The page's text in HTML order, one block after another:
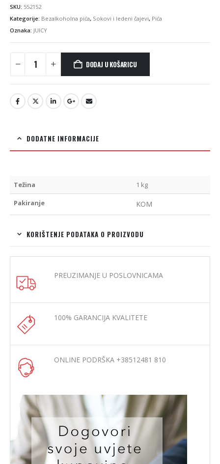
SKU: 552152
Kategorije: Bezalkoholna pića, Sokovi i ledeni čajevi, Pića
Oznaka: JUICY
DODAJ U KOŠARICU
DODATNE INFORMACIJE
Težina 1 kg
Pakiranje KOM
KORIŠTENJE PODATAKA O PROIZVODU
PREUZIMANJE U POSLOVNICAMA
100% GARANCIJA KVALITETE
ONLINE PODRŠKA +38512481 810